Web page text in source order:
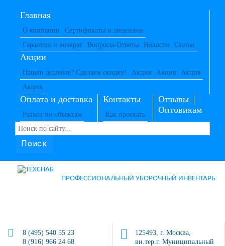
Главная
О компании
Сертификаты и лицензии
Гарантии и возврат
Вопросы-Ответы Новости Статьи
Акции
Нашли дешевле? Сделаем скидку! Акция Акция
Акция
Акция
Оплата и доставка
Развоз по объектам
Контакты
Как проехать
Отзывы
Оптовикам
Поиск
ПРОФЕССИОНАЛЬНЫЙ УБОРОЧНЫЙ ИНВЕНТАРЬ
8 (495) 540 55 23
8 (916) 966 24 68
125493, г. Москва,
вн.тер.г. Муниципальный